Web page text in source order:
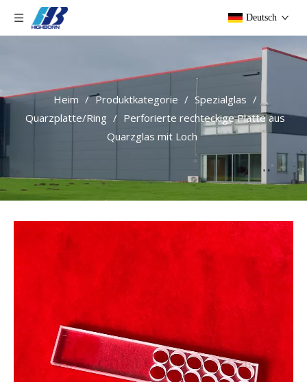
Deutsch
Heim / Produktkategorie / Spezialglas /
Quarzplatte/Ring / Perforierte rechteckige Platte aus
Quarzglas mit Loch